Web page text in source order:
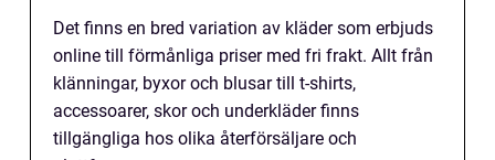
Det finns en bred variation av kläder som erbjuds
online till förmånliga priser med fri frakt. Allt från
klänningar, byxor och blusar till t-shirts,
accessoarer, skor och underkläder finns
tillgängliga hos olika återförsäljare och